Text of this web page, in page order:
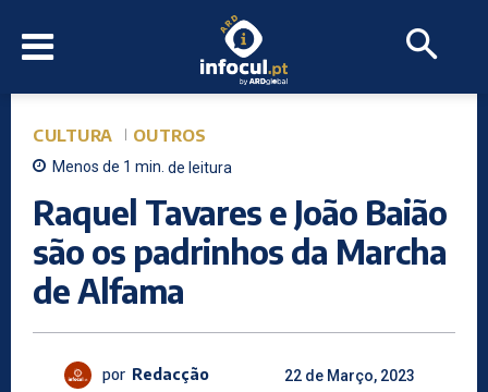
CULTURA OUTROS
Menos de 1 min. de leitura
Raquel Tavares e João Baião
são os padrinhos da Marcha
de Alfama
por Redacção 22 de Março, 2023